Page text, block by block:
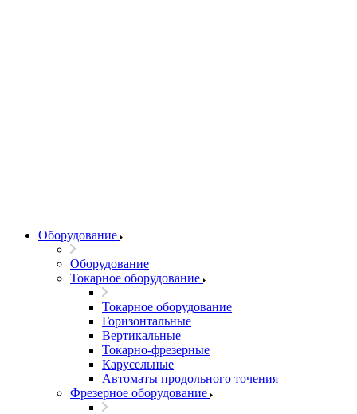
Оборудование
Оборудование
Токарное оборудование
Токарное оборудование
Горизонтальные
Вертикальные
Токарно-фрезерные
Карусельные
Автоматы продольного точения
Фрезерное оборудование